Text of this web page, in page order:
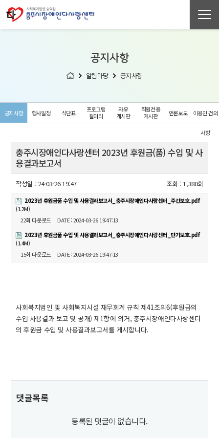
공지사항
알림마당 공지사항
공지사항 행사일정 식단표
프로그램
갤러리
자유
게시판
직원전용
게시판
언론보도 이용인 건의
사항
충주시장애인다사랑센터 2023년 후원금(품) 수입 및 사
용결과보고서
작성일 : 24-03-26 19:47 조회 :1,380회
2023년 후원금품 수입 및 사용결과보고서_충주시장애인다사랑센터_주간보호.pdf
(1.2M)
22회 다운로드
DATE : 2024-03-26 19:47:13
2023년 후원금품 수입 및 사용결과보고서_충주시장애인다사랑센터_단기보호.pdf
(1.4M)
15회 다운로드
DATE : 2024-03-26 19:47:13
사회복지법인 및 사회복지시설 재무회계 규칙 제41조의6(후원금의
수입 사용결과 보고 및 공개) 제1항에 의거, 충주시장애인다사랑센터
의 후원금 수입 및 사용결과보고서를 게시합니다.
댓글목록
등록된 댓글이 없습니다.